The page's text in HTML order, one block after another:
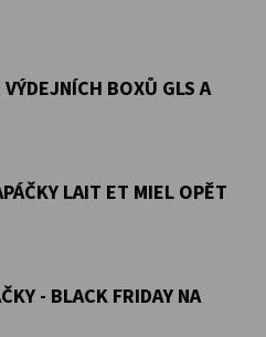
BOXŮ GLS A
LAIT ET MIEL OPĚT
- BLACK FRIDAY NA